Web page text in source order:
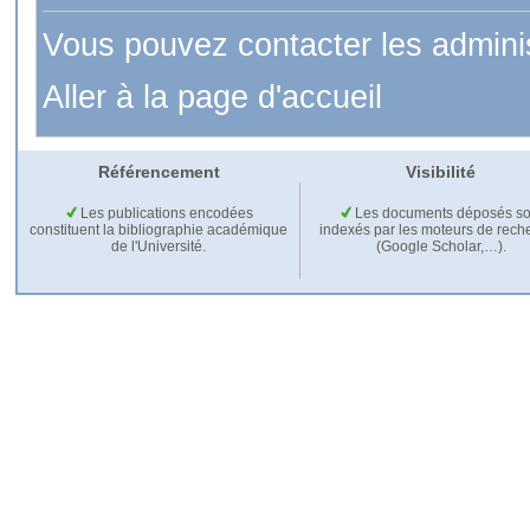
Vous pouvez contacter les
Aller à la page d'accueil
Référencement Visibilité
Les publications encodées
constituent la bibliographie académique
de l'Université.
Les documents déposés
indexés par les moteurs de
(Google Scholar,…).